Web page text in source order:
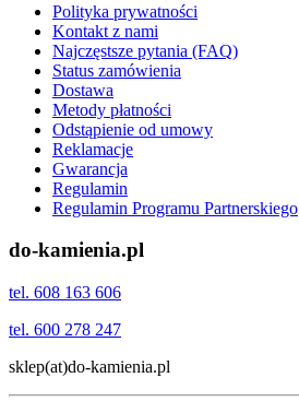
Polityka prywatności
Kontakt z nami
Najczęstsze pytania (FAQ)
Status zamówienia
Dostawa
Metody płatności
Odstąpienie od umowy
Reklamacje
Gwarancja
Regulamin
Regulamin Programu Partnerskiego
do-kamienia.pl
tel. 608 163 606
tel. 600 278 247
sklep(at)do-kamienia.pl